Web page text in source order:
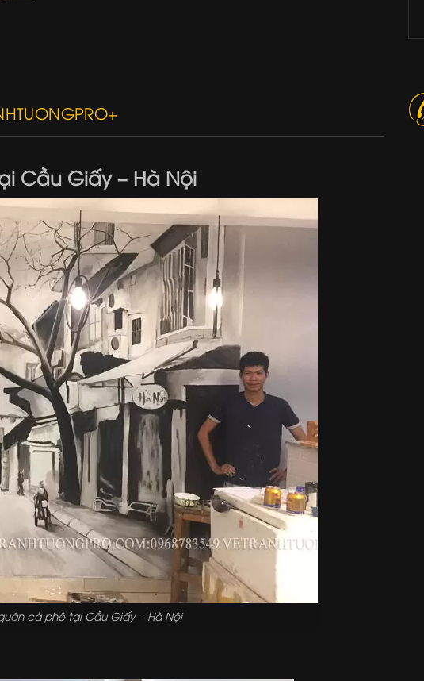
Cầu Giấy – Hà Nội
cà phê tại Cầu Giấy – Hà Nội